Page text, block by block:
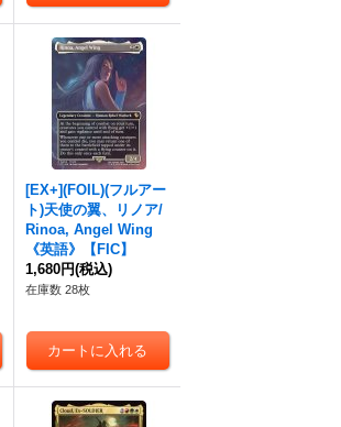
[EX+](FOIL)(フルアー
ト)天使の翼、リノア/
Rinoa, Angel Wing
《英語》【FIC】
1,680円(税込)
在庫数 28枚